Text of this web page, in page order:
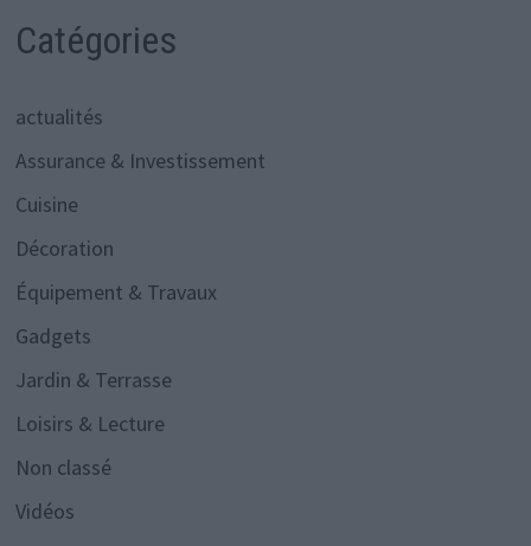
Catégories
actualités
Assurance & Investissement
Cuisine
Décoration
Équipement & Travaux
Gadgets
Jardin & Terrasse
Loisirs & Lecture
Non classé
Vidéos